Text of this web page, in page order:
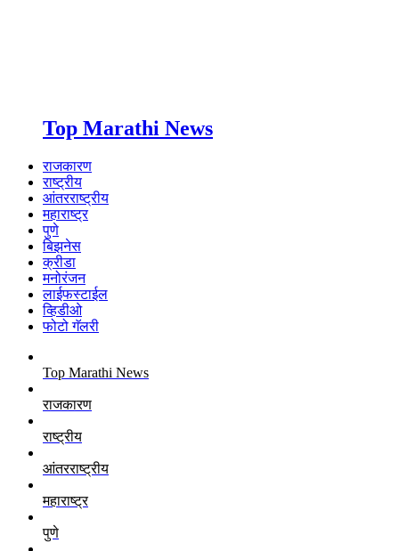
Top Marathi News
राजकारण
राष्ट्रीय
आंतरराष्ट्रीय
महाराष्ट्र
पुणे
बिझनेस
क्रीडा
मनोरंजन
लाईफस्टाईल
व्हिडीओ
फोटो गॅलरी
Top Marathi News
राजकारण
राष्ट्रीय
आंतरराष्ट्रीय
महाराष्ट्र
पुणे